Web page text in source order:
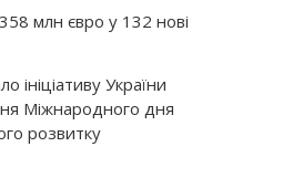
млн євро у 132 нові
України
Міжнародного дня
розвитку